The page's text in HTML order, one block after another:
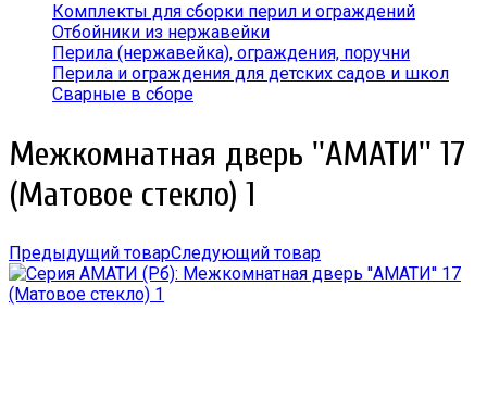
Комплекты для сборки перил и ограждений
Отбойники из нержавейки
Перила (нержавейка), ограждения, поручни
Перила и ограждения для детских садов и школ
Сварные в сборе
Межкомнатная дверь ''АМАТИ'' 17
(Матовое стекло) 1
Предыдущий товарСледующий товар